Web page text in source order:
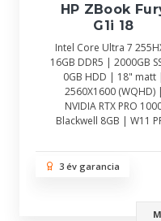
HP ZBook
G1i 18
Intel Core Ultra 7
16GB DDR5 | 2000GB
0GB HDD | 18" matt |
2560X1600 (WQHD) |
NVIDIA RTX PRO
Blackwell 8GB | W11
3 év garancia